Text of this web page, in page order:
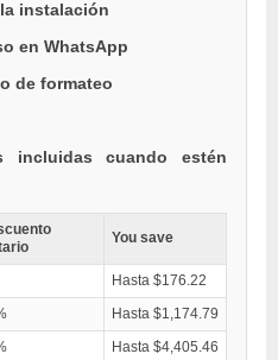
instalación
en WhatsApp
de formateo
incluidas cuando estén
You save
Hasta $176.22
Hasta $1,174.79
Hasta $4,405.46